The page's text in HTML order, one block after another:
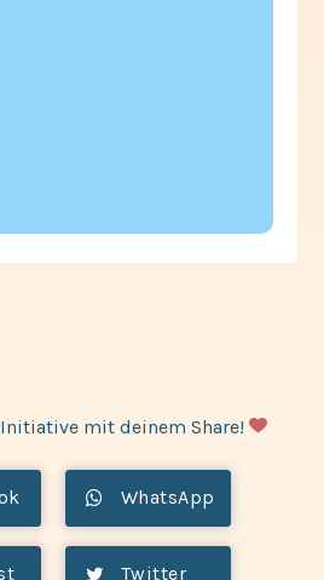
mit deinem Share!
WhatsApp
Twitter